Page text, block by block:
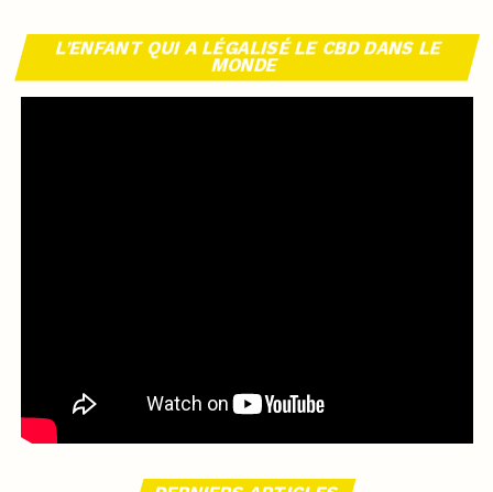
L’ENFANT QUI A LÉGALISÉ LE CBD DANS LE
MONDE